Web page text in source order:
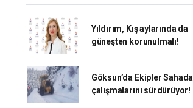
Yıldırım, Kış aylarında da
güneşten korunulmalı!
Göksun’da Ekipler Sahada
çalışmalarını sürdürüyor!